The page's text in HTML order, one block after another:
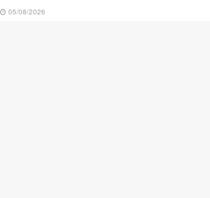
05/08/2026